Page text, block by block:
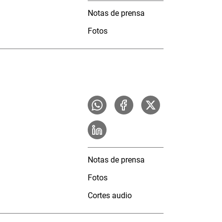
Notas de prensa
Fotos
Notas de prensa
Fotos
Cortes audio